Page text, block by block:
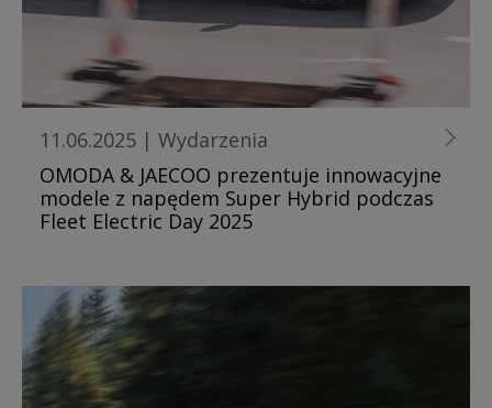
11.06.2025 | Wydarzenia
OMODA & JAECOO prezentuje innowacyjne
modele z napędem Super Hybrid podczas
Fleet Electric Day 2025